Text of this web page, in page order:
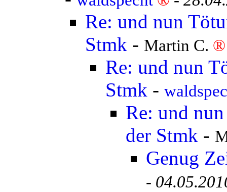
Re: und nun
Stmk - Martin C. ®
Re: und nun
Stmk -
Re: und
der Stmk -
Genug
-